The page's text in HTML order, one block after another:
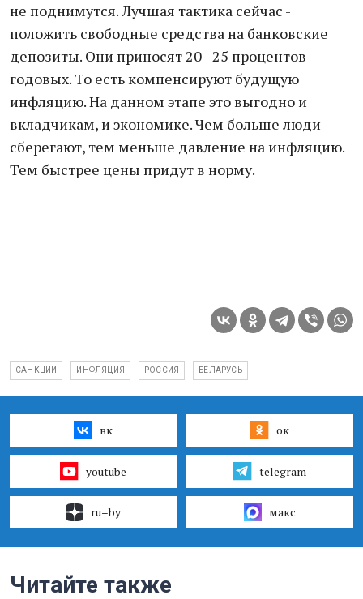
не поднимутся. Лучшая тактика сейчас -
положить свободные средства на банковские
депозиты. Они приносят 20 - 25 процентов
годовых. То есть компенсируют будущую
инфляцию. На данном этапе это выгодно и
вкладчикам, и экономике. Чем больше люди
сберегают, тем меньше давление на инфляцию.
Тем быстрее цены придут в норму.
САНКЦИИ ИНФЛЯЦИЯ РОССИЯ БЕЛАРУСЬ
вк ок
youtube telegram
ru–by макс
Читайте также